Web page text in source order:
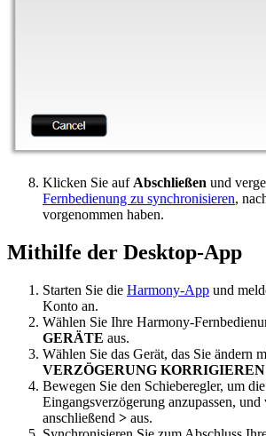
Klicken Sie auf Abschließen und
Fernbedienung zu synchronisieren,
vorgenommen haben.
Mithilfe der Desktop-App
Starten Sie die Harmony-App und
Konto an.
Wählen Sie Ihre Harmony-
GERÄTE aus.
Wählen Sie das Gerät, das Sie ändern
VERZÖGERUNG KORRIGIEREN
Bewegen Sie den Schieberegler, um die
Eingangsverzögerung anzupassen, und
anschließend > aus.